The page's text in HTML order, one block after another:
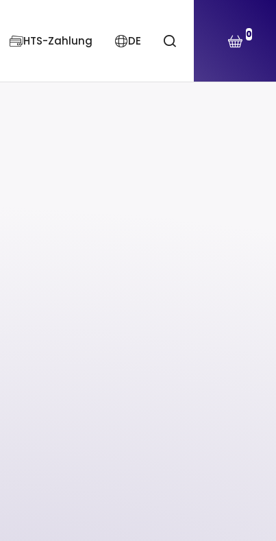
HTS-Zahlung DE 0